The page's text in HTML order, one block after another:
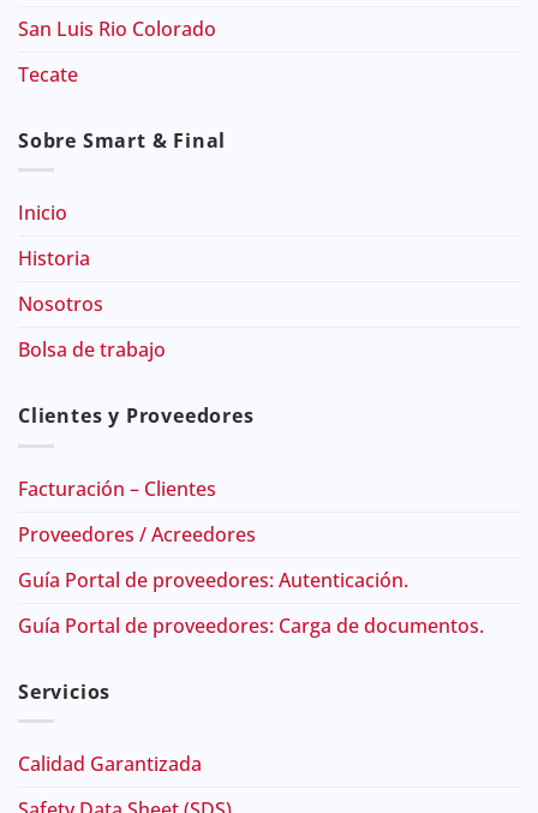
San Luis Rio Colorado
Tecate
Sobre Smart & Final
Inicio
Historia
Nosotros
Bolsa de trabajo
Clientes y Proveedores
Facturación – Clientes
Proveedores / Acreedores
Guía Portal de proveedores: Autenticación.
Guía Portal de proveedores: Carga de documentos.
Servicios
Calidad Garantizada